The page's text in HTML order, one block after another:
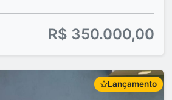
R$ 350.000,00
Lançamento